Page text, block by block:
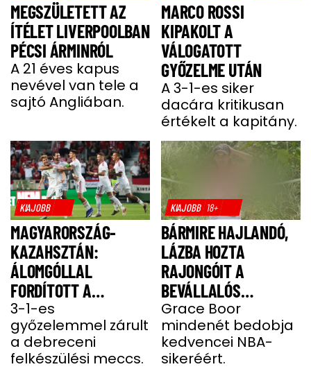
MEGSZÜLETETT AZ
ÍTÉLET LIVERPOOLBAN
PÉCSI ÁRMINRÓL
A 21 éves kapus
nevével van tele a
sajtó Angliában.
MARCO ROSSI
KIPAKOLT A
VÁLOGATOTT
GYŐZELME UTÁN
A 3-1-es siker
dacára kritikusan
értékelt a kapitány.
KIAJOBB
MAGYARORSZÁG-
KAZAHSZTÁN:
ÁLOMGÓLLAL
FORDÍTOTT A
VÁLOGATOTT - VIDEÓ
3-1-es
győzelemmel zárult
a debreceni
felkészülési meccs.
KIAJOBB 18+
BÁRMIRE HAJLANDÓ,
LÁZBA HOZTA
RAJONGÓIT A
BEVÁLLALÓS
KEBELCSODA
Grace Boor
mindenét bedobja
kedvencei NBA-
sikeréért.